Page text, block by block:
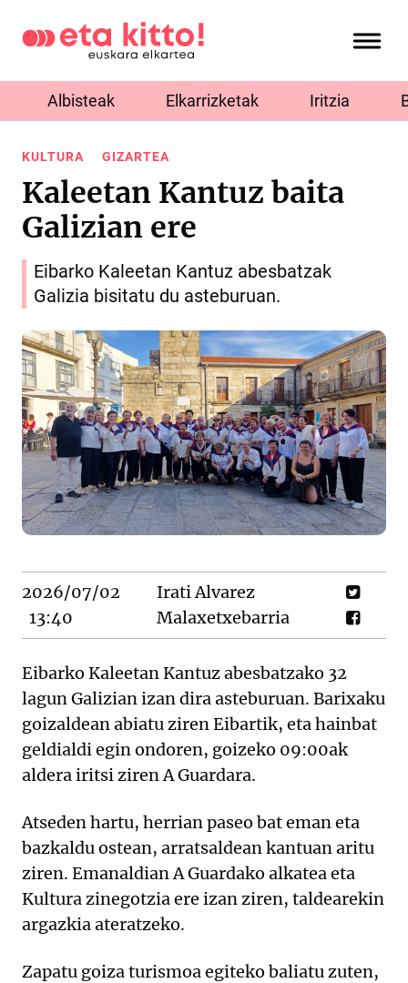
Albisteak Elkarrizketak Iritzia
KULTURA GIZARTEA
Kaleetan Kantuz baita
Galizian ere
Eibarko Kaleetan Kantuz abesbatzak
Galizia bisitatu du asteburuan.
2026/07/02
13:40
Irati Alvarez
Malaxetxebarria
Eibarko Kaleetan Kantuz abesbatzako 32
lagun Galizian izan dira asteburuan. Barixaku
goizaldean abiatu ziren Eibartik, eta hainbat
geldialdi egin ondoren, goizeko 09:00ak
aldera iritsi ziren A Guardara.
Atseden hartu, herrian paseo bat eman eta
bazkaldu ostean, arratsaldean kantuan aritu
ziren. Emanaldian A Guardako alkatea eta
Kultura zinegotzia ere izan ziren, taldearekin
argazkia ateratzeko.
Zapatu goiza turismoa egiteko baliatu zuten,